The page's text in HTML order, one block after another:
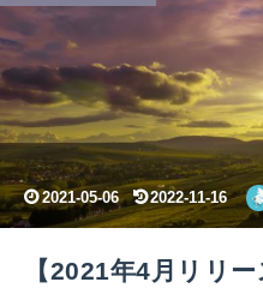
【2021年4月リリ
2021-05-06 2022-11-16